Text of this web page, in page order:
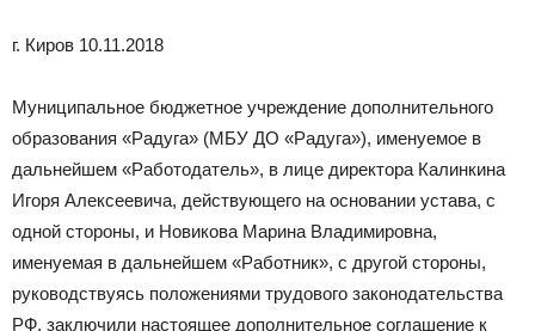
г. Киров 10.11.2018
Муниципальное бюджетное учреждение дополнительного
образования «Радуга» (МБУ ДО «Радуга»), именуемое в
дальнейшем «Работодатель», в лице директора Калинкина
Игоря Алексеевича, действующего на основании устава, с
одной стороны, и Новикова Марина Владимировна,
именуемая в дальнейшем «Работник», с другой стороны,
руководствуясь положениями трудового законодательства
РФ, заключили настоящее дополнительное соглашение к